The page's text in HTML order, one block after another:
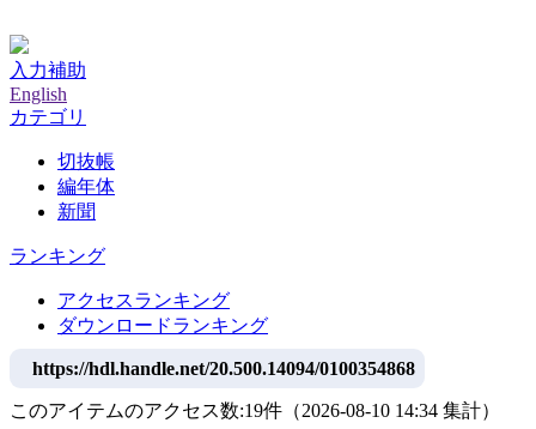
入力補助
English
カテゴリ
切抜帳
編年体
新聞
ランキング
アクセスランキング
ダウンロードランキング
https://hdl.handle.net/20.500.14094/0100354868
このアイテムのアクセス数:19件 （2026-08-10 14:34 集計）